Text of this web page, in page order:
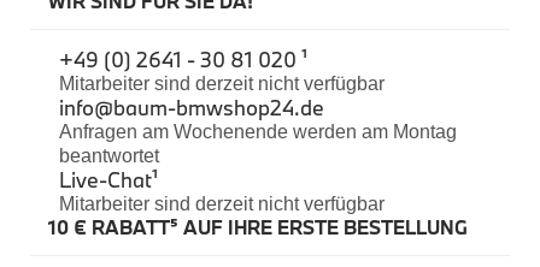
Pflege
Cabrio- und Roadsterpflege
Convenience-Tücher
Innenraumdüfte
Innenraumpflege
Lackpflege
Felgenpflege
Mattlack
Pflegesets
+49 (0) 2641 - 30 81 020 ¹
Mitarbeiter sind derzeit nicht verfügbar
info@baum-bmwshop24.de
Anfragen am Wochenende werden am Montag
beantwortet
Live-Chat¹
Mitarbeiter sind derzeit nicht verfügbar
10 € RABATT⁵ AUF IHRE ERSTE BESTELLUNG